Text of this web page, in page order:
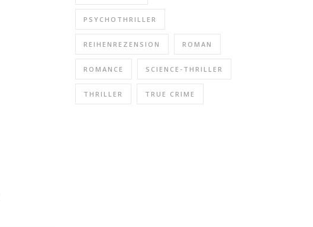
PSYCHOTHRILLER
REIHENREZENSION ROMAN
ROMANCE SCIENCE-THRILLER
THRILLER TRUE CRIME